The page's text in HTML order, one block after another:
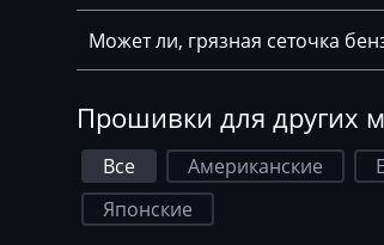
Deutz
Dieci
Dodge
Dongfeng
Может ли, грязная сеточка
Прошивки для других
Все Американские
Японские